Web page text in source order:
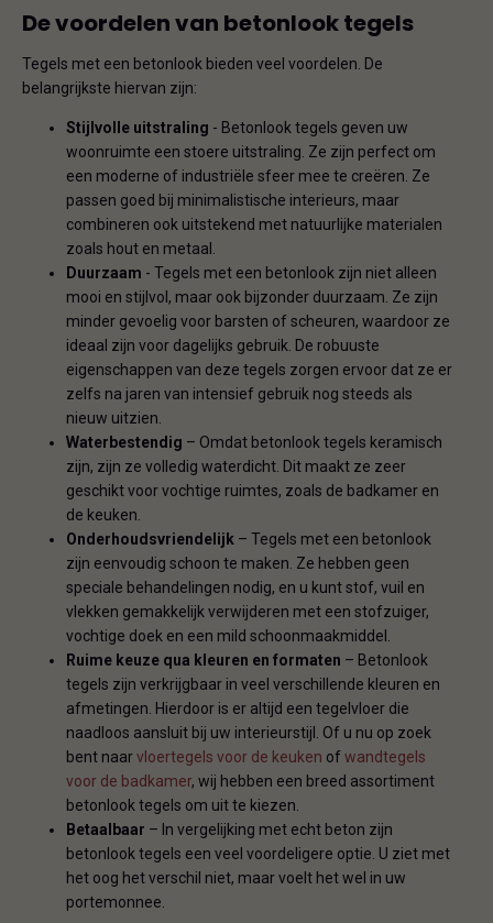
De voordelen van betonlook tegels
Tegels met een betonlook bieden veel voordelen. De
belangrijkste hiervan zijn:
Stijlvolle uitstraling - Betonlook tegels geven uw
woonruimte een stoere uitstraling. Ze zijn perfect om
een moderne of industriële sfeer mee te creëren. Ze
passen goed bij minimalistische interieurs, maar
combineren ook uitstekend met natuurlijke materialen
zoals hout en metaal.
Duurzaam - Tegels met een betonlook zijn niet alleen
mooi en stijlvol, maar ook bijzonder duurzaam. Ze zijn
minder gevoelig voor barsten of scheuren, waardoor ze
ideaal zijn voor dagelijks gebruik. De robuuste
eigenschappen van deze tegels zorgen ervoor dat ze er
zelfs na jaren van intensief gebruik nog steeds als
nieuw uitzien.
Waterbestendig – Omdat betonlook tegels keramisch
zijn, zijn ze volledig waterdicht. Dit maakt ze zeer
geschikt voor vochtige ruimtes, zoals de badkamer en
de keuken.
Onderhoudsvriendelijk – Tegels met een betonlook
zijn eenvoudig schoon te maken. Ze hebben geen
speciale behandelingen nodig, en u kunt stof, vuil en
vlekken gemakkelijk verwijderen met een stofzuiger,
vochtige doek en een mild schoonmaakmiddel.
Ruime keuze qua kleuren en formaten – Betonlook
tegels zijn verkrijgbaar in veel verschillende kleuren en
afmetingen. Hierdoor is er altijd een tegelvloer die
naadloos aansluit bij uw interieurstijl. Of u nu op zoek
bent naarvloertegels voor de keuken of wandtegels
voor de badkamer, wij hebben een breed assortiment
betonlook tegels om uit te kiezen.
Betaalbaar – In vergelijking met echt beton zijn
betonlook tegels een veel voordeligere optie. U ziet met
het oog het verschil niet, maar voelt het wel in uw
portemonnee.